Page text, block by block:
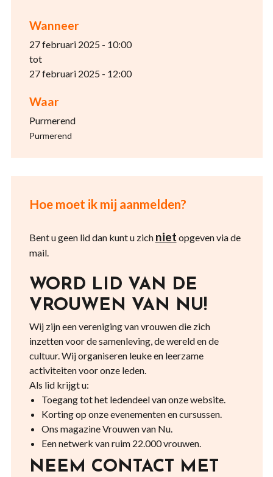
Wanneer
27 februari 2025 - 10:00
tot
27 februari 2025 - 12:00
Waar
Purmerend
Purmerend
Hoe moet ik mij aanmelden?
Bent u geen lid dan kunt u zich niet opgeven via de
mail.
WORD LID VAN DE
VROUWEN VAN NU!
Wij zijn een vereniging van vrouwen die zich
inzetten voor de samenleving, de wereld en de
cultuur. Wij organiseren leuke en leerzame
activiteiten voor onze leden.
Als lid krijgt u:
Toegang tot het ledendeel van onze website.
Korting op onze evenementen en cursussen.
Ons magazine Vrouwen van Nu.
Een netwerk van ruim 22.000 vrouwen.
NEEM CONTACT MET